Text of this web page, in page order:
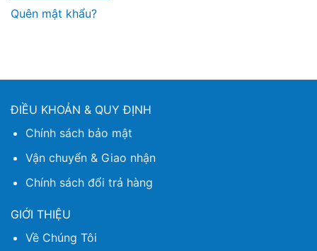
Quên mật khẩu?
ĐIỀU KHOẢN & QUY ĐỊNH
Chính sách bảo mật
Vận chuyển & Giao nhận
Chính sách đổi trả hàng
GIỚI THIỆU
Về Chúng Tôi